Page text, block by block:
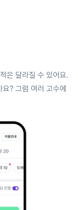
은 달라질 수 있어요.
? 그럼 여러 고수에